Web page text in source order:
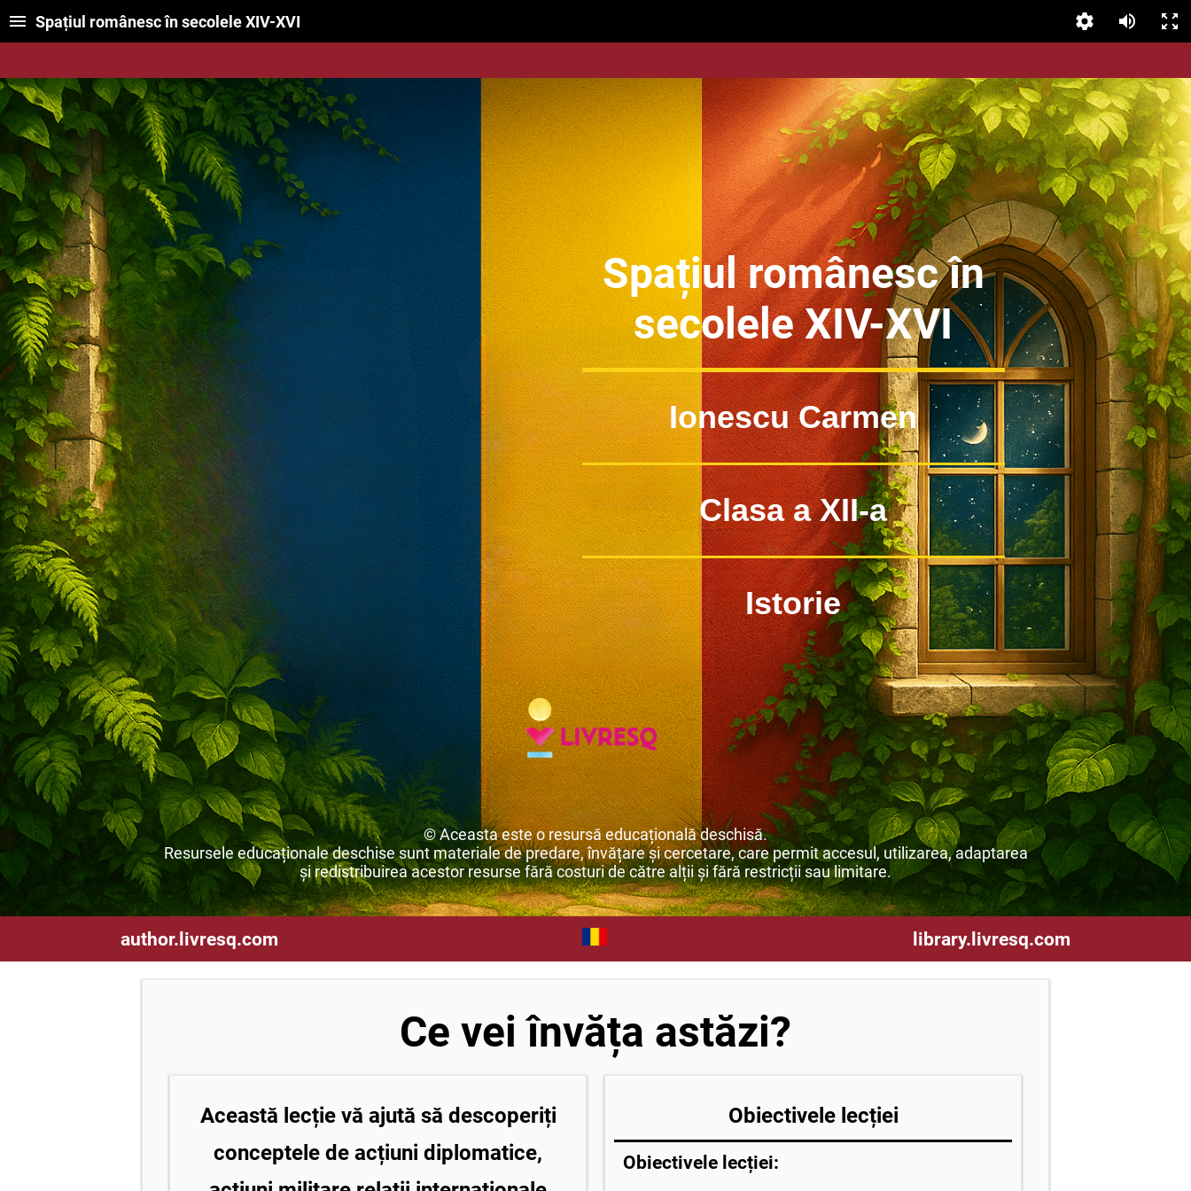
Spațiul românesc în secolele XIV-XVI
Spațiul românesc în
secolele XIV-XVI
Ionescu Carmen
Clasa a XII-a
Istorie
© Aceasta este o resursă educațională deschisă.
Resursele educaționale deschise sunt materiale de predare, învățare și cercetare, care permit accesul, utilizarea, adaptarea
și redistribuirea acestor resurse fără costuri de către alții și fără restricții sau limitare.
author.livresq.com library.livresq.com
Ce vei învăța astăzi?
Această lecție vă ajută să descoperiți
conceptele de acțiuni diplomatice,
Obiectivele lecției
Obiectivele lecției: